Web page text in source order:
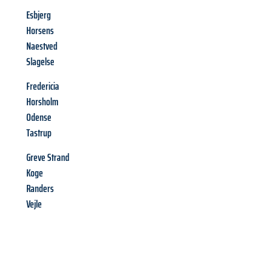
Esbjerg
Horsens
Naestved
Slagelse
Fredericia
Horsholm
Odense
Tastrup
Greve Strand
Koge
Randers
Vejle